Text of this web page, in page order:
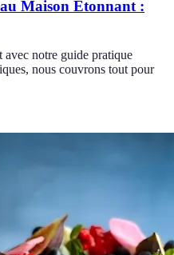
Maison Étonnant :
avec notre guide pratique
nous couvrons tout pour